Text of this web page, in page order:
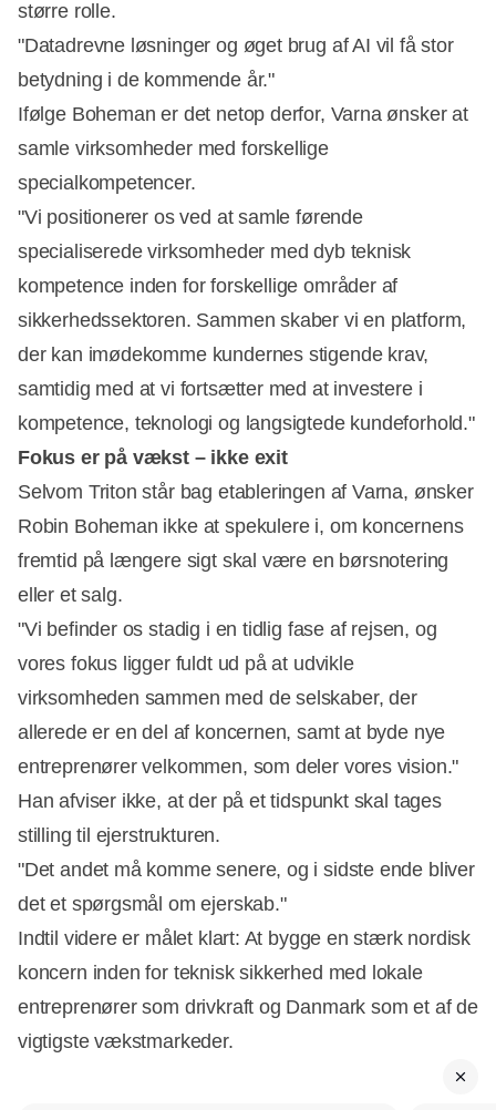
større rolle.
"Datadrevne løsninger og øget brug af AI vil få stor
betydning i de kommende år."
Ifølge Boheman er det netop derfor, Varna ønsker at
samle virksomheder med forskellige
specialkompetencer.
"Vi positionerer os ved at samle førende
specialiserede virksomheder med dyb teknisk
kompetence inden for forskellige områder af
sikkerhedssektoren. Sammen skaber vi en platform,
der kan imødekomme kundernes stigende krav,
samtidig med at vi fortsætter med at investere i
kompetence, teknologi og langsigtede kundeforhold."
Fokus er på vækst – ikke exit
Selvom Triton står bag etableringen af Varna, ønsker
Robin Boheman ikke at spekulere i, om koncernens
fremtid på længere sigt skal være en børsnotering
eller et salg.
"Vi befinder os stadig i en tidlig fase af rejsen, og
vores fokus ligger fuldt ud på at udvikle
virksomheden sammen med de selskaber, der
allerede er en del af koncernen, samt at byde nye
entreprenører velkommen, som deler vores vision."
Han afviser ikke, at der på et tidspunkt skal tages
stilling til ejerstrukturen.
"Det andet må komme senere, og i sidste ende bliver
det et spørgsmål om ejerskab."
Indtil videre er målet klart: At bygge en stærk nordisk
koncern inden for teknisk sikkerhed med lokale
entreprenører som drivkraft og Danmark som et af de
vigtigste vækstmarkeder.